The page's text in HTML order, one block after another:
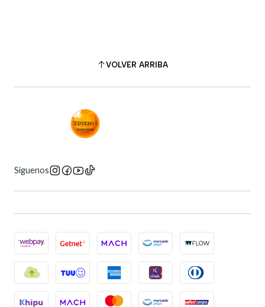
VOLVER ARRIBA
Síguenos